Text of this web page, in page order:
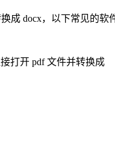
成 docx，以下常见的软
打开 pdf 文件并转换成